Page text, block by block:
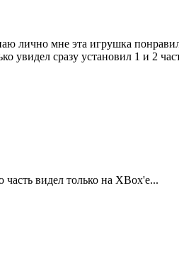
лично мне эта игрушка
увидел сразу установил 1 и 2
видел только на XBox'e...